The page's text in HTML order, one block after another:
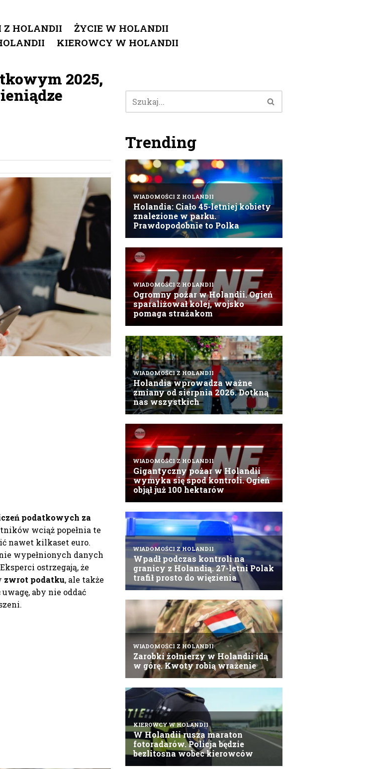
Z HOLANDII
ŻYCIE W HOLANDII
KIEROWCY W HOLANDII
2025,
podatkowych za
wciąż popełnia te
nawet kilkaset euro.
wypełnionych danych
ostrzegają, że
zwrot podatku, ale także
aby nie oddać
Trending